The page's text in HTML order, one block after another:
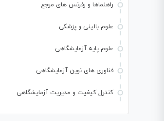
راهنماها و رفرنس های مرجع
علوم بالینی و پزشکی
علوم پایه آزمایشگاهی
فناوری های نوین آزمایشگاهی
کنترل کیفیت و مدیریت آزمایشگاهی